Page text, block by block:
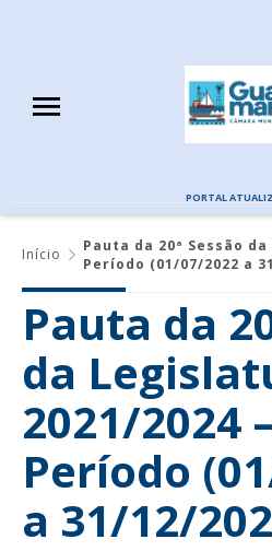
PORTAL
Início
Pauta da 20ª Sessão
Período (01/07/2022 a
Pauta da
da
2021/2024
Período
a 31/12/